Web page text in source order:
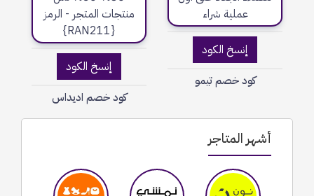
أشهر المتاجر
إنسخ الكود
كود خصم تيمو
إنسخ الكود
كود خصم اديداس